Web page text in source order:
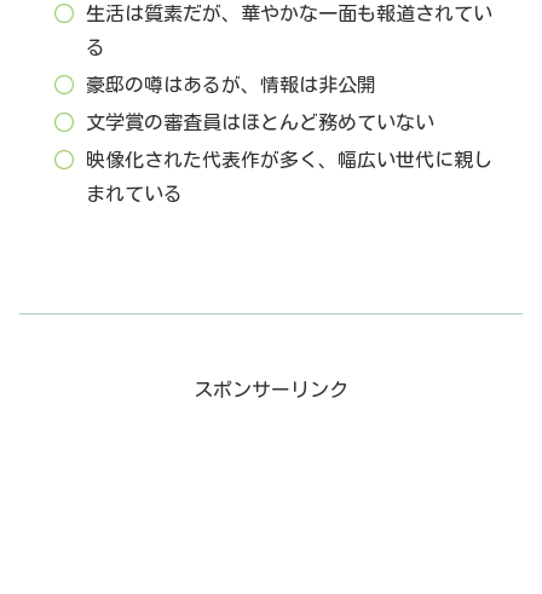
生活は質素だが、華やかな一面も報道されてい
る
豪邸の噂はあるが、情報は非公開
文学賞の審査員はほとんど務めていない
映像化された代表作が多く、幅広い世代に親し
まれている
スポンサーリンク